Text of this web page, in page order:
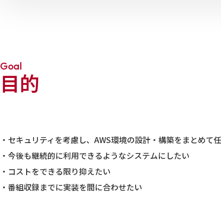
Goal
目的
・セキュリティを考慮し、AWS環境の設計・構築をまとめて
・今後も継続的に利用できるようなシステムにしたい
・コストをできる限り抑えたい
・番組収録までに実装を間に合わせたい